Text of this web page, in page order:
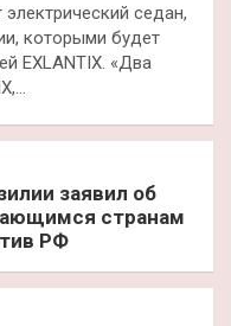
электрический седан,
которыми будет
EXLANTIX. «Два
заявил об
странам
РФ